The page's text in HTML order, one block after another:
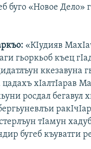
буго «Новое Дело»
«КIудияв
гьоркьоб къец
ккезавуна
хIалтIарав
росдал бегавул
тIамун
бугеб къуватги